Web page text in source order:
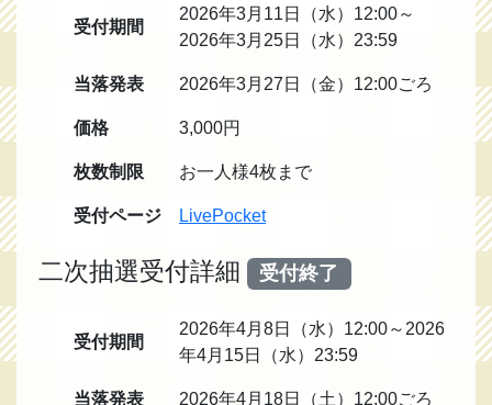
受付期間
2026年3月11日（水）12:00～
2026年3月25日（水）23:59
当落発表 2026年3月27日（金）12:00ごろ
価格 3,000円
枚数制限 お一人様4枚まで
受付ページ LivePocket
二次抽選受付詳細 受付終了
受付期間
2026年4月8日（水）12:00～2026
年4月15日（水）23:59
当落発表 2026年4月18日（土）12:00ごろ